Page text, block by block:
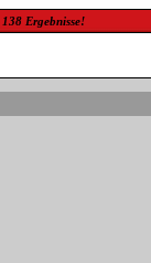
138 Ergebnisse!